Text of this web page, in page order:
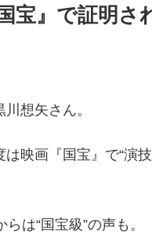
宝』で証明さ
想矢さん。
映画『国宝』で“演
は“国宝級”の声も。